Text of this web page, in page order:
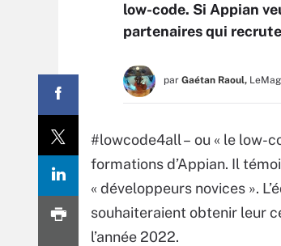
low-code. Si Appian
partenaires qui
par Gaétan Raoul,
#lowcode4all – ou « le low-
formations d’Appian. Il
« développeurs novices ».
souhaiteraient obtenir leur
l’année 2022.